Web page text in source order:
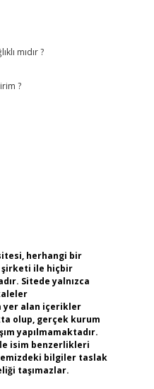
mıdır ?
?
herhangi bir
şirketi ile hiçbir
Sitede yalnızca
yer alan içerikler
olup, gerçek kurum
yapılmamaktadır.
isim benzerlikleri
bilgiler taslak
taşımazlar.